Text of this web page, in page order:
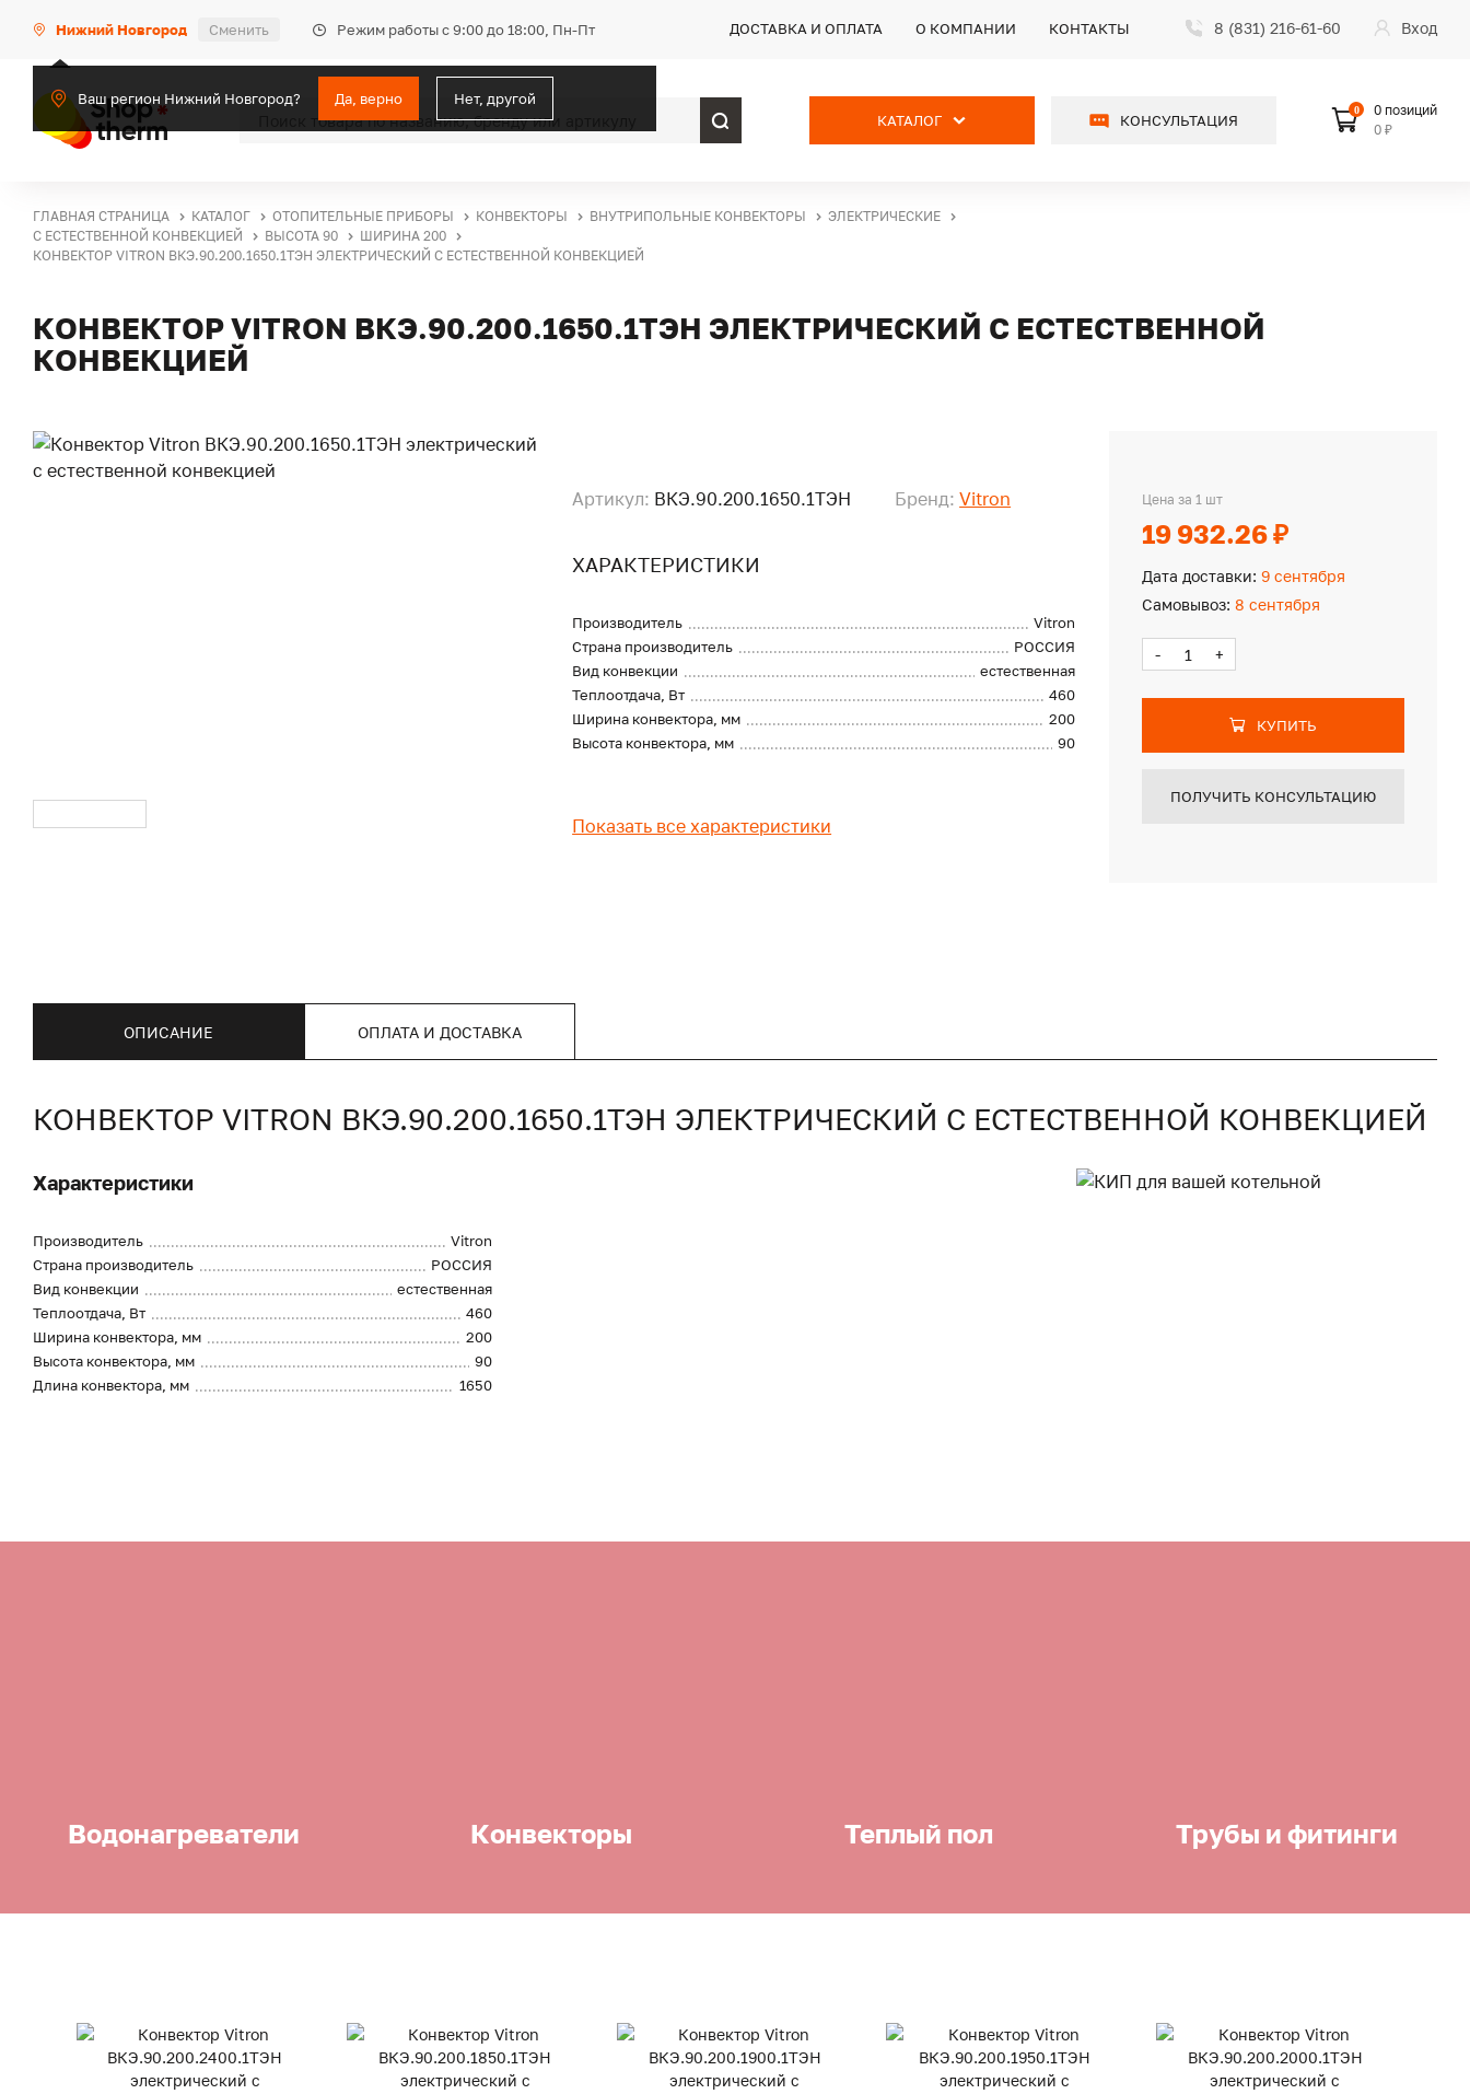
Нижний Новгород Сменить Режим работы с 9:00 до 18:00, Пн-Пт
Ваш регион Нижний Новгород? Да, верно Нет, другой
ДОСТАВКА И ОПЛАТА О КОМПАНИИ КОНТАКТЫ 8 (831) 216-61-60 Вход
КАТАЛОГ КОНСУЛЬТАЦИЯ
0
0 позиций
0 ₽
ГЛАВНАЯ СТРАНИЦА КАТАЛОГ ОТОПИТЕЛЬНЫЕ ПРИБОРЫ КОНВЕКТОРЫ ВНУТРИПОЛЬНЫЕ КОНВЕКТОРЫ
ЭЛЕКТРИЧЕСКИЕ
С ЕСТЕСТВЕННОЙ КОНВЕКЦИЕЙ
ВЫСОТА 90
ШИРИНА 200
КОНВЕКТОР VITRON ВКЭ.90.200.1650.1ТЭН ЭЛЕКТРИЧЕСКИЙ С ЕСТЕСТВЕННОЙ КОНВЕКЦИЕЙ
КОНВЕКТОР VITRON ВКЭ.90.200.1650.1ТЭН ЭЛЕКТРИЧЕСКИЙ С ЕСТЕСТВЕННОЙ
КОНВЕКЦИЕЙ
Артикул: ВКЭ.90.200.1650.1ТЭН Бренд: Vitron
ХАРАКТЕРИСТИКИ
Производитель
Vitron
Страна производитель
РОССИЯ
Вид конвекции
естественная
Теплоотдача, Вт
460
Ширина конвектора, мм
200
Высота конвектора, мм
90
Показать все характеристики
Цена за 1 шт
19 932.26 ₽
Дата доставки: 9 сентября
Самовывоз: 8 сентября
- +
КУПИТЬ
ПОЛУЧИТЬ КОНСУЛЬТАЦИЮ
ОПИСАНИЕ ОПЛАТА И ДОСТАВКА
КОНВЕКТОР VITRON ВКЭ.90.200.1650.1ТЭН ЭЛЕКТРИЧЕСКИЙ С ЕСТЕСТВЕННОЙ КОНВЕКЦИЕЙ
Характеристики
Производитель
Vitron
Страна производитель
РОССИЯ
Вид конвекции
естественная
Теплоотдача, Вт
460
Ширина конвектора, мм
200
Высота конвектора, мм
90
Длина конвектора, мм
1650
Водонагреватели Конвекторы Теплый пол Трубы и фитинги